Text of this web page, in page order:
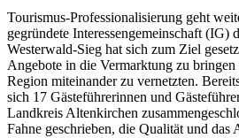
Tourismus-Professionalisierung geht
gegründete Interessengemeinschaft (IG)
Westerwald-Sieg hat sich zum Ziel
Angebote in die Vermarktung zu
Region miteinander zu vernetzten.
sich 17 Gästeführerinnen und
Landkreis Altenkirchen
Fahne geschrieben, die Qualität und das